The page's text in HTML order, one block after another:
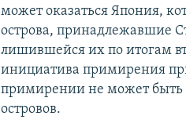
может оказаться Япония,
острова, принадлежавшие
лишившейся их по итогам
инициатива примирения
примирении не может быть
островов.